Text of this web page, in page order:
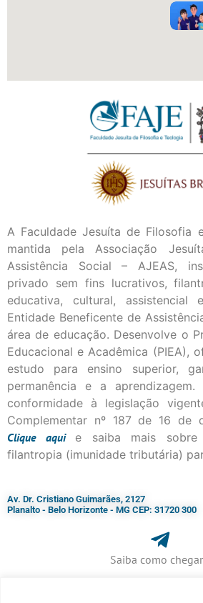
A Faculdade Jesuíta de Filosofia
mantida pela Associação
Assistência Social – AJEAS,
privado sem fins lucrativos,
educativa, cultural, assistencial
Entidade Beneficente de
área de educação. Desenvolve o
Educacional e Acadêmica (PIEA),
estudo para ensino superior,
permanência e a
conformidade à legislação
Complementar nº 187 de 16 de
Cliqueaqui
e saiba mais
filantropia (imunidade tributária)
Av. Dr. Cristiano Guimarães, 2127
Planalto - Belo Horizonte - MG CEP: 31720 300
Saiba como